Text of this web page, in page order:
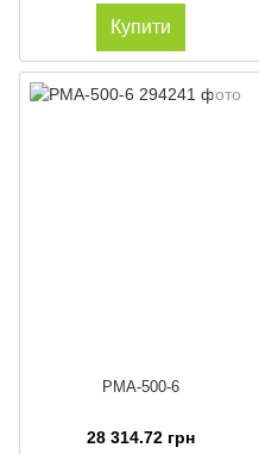
Купити
PMA-500-6
28 314.72 грн